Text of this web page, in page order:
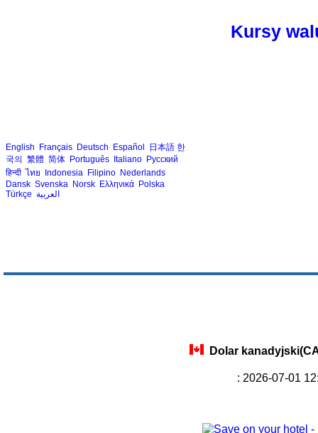
Kursy
English Français Deutsch Español 日本語 한
국의 繁體 简体 Português Italiano Русский
हिन्दी ไทย Indonesia Filipino Nederlands
Dansk Svenska Norsk Ελληνικά Polska
Türkçe العربية
Dolar
: 2026-07-01